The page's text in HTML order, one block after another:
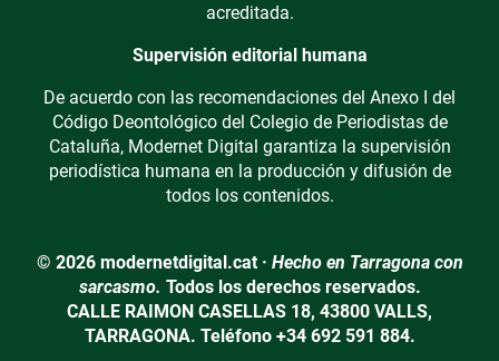
acreditada.
Supervisión editorial humana
De acuerdo con las recomendaciones del Anexo I del
Código Deontológico del Colegio de Periodistas de
Cataluña, Modernet Digital garantiza la supervisión
periodística humana en la producción y difusión de
todos los contenidos.
© 2026 modernetdigital.cat · Hecho en Tarragona con
sarcasmo. Todos los derechos reservados.
CALLE RAIMON CASELLAS 18, 43800 VALLS,
TARRAGONA. Teléfono +34 692 591 884.